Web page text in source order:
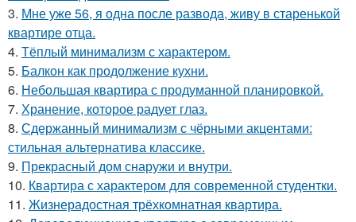
3. Мне уже 56, я одна после развода, живу в старенькой
квартире отца.
4. Тёплый минимализм с характером.
5. Балкон как продолжение кухни.
6. Небольшая квартира с продуманной планировкой.
7. Хранение, которое радует глаз.
8. Сдержанный минимализм с чёрными акцентами:
стильная альтернатива классике.
9. Прекрасный дом снаружи и внутри.
10. Квартира с характером для современной студентки.
11. Жизнерадостная трёхкомнатная квартира.